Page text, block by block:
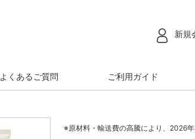
新規
よくあるご質問 ご利用ガイド
※原材料・輸送費の高騰により、2026